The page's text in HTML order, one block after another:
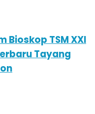
Bioskop TSM XXI
Tayang